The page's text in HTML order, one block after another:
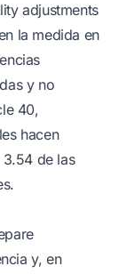
adjustments
la medida en
y no
40,
hacen
de las
y, en